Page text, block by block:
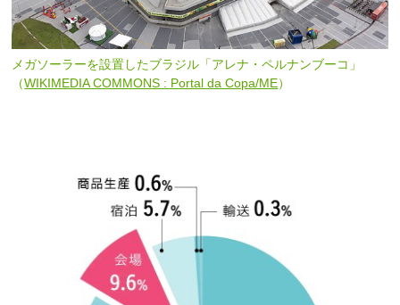
メガソーラーを設置したブラジル「アレナ・ペルナンブーコ」
（WIKIMEDIA COMMONS : Portal da Copa/ME）